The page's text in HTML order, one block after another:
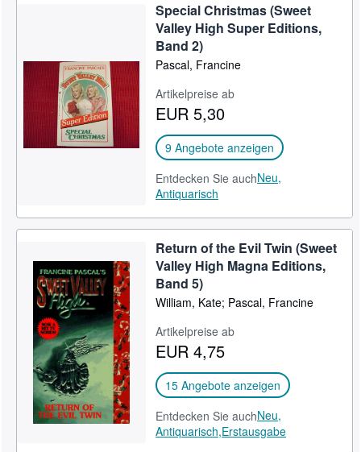
Special Christmas (Sweet
Valley High Super Editions,
Band 2)
Pascal, Francine
Artikelpreise ab
EUR 5,30
9 Angebote anzeigen
Entdecken Sie auchNeu,
Antiquarisch
Return of the Evil Twin (Sweet
Valley High Magna Editions,
Band 5)
William, Kate; Pascal, Francine
Artikelpreise ab
EUR 4,75
15 Angebote anzeigen
Entdecken Sie auchNeu,
Antiquarisch,Erstausgabe